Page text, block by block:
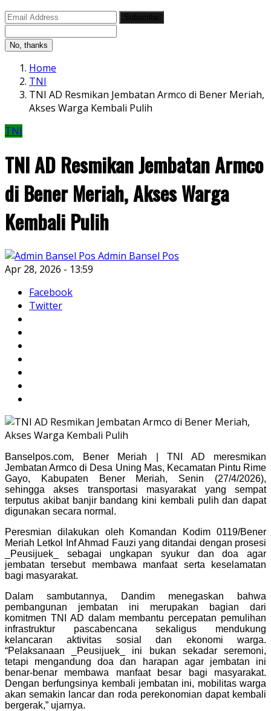
No, thanks
Home
TNI
TNI AD Resmikan Jembatan Armco di Bener Meriah,
Akses Warga Kembali Pulih
TNI
TNI AD Resmikan Jembatan Armco
di Bener Meriah, Akses Warga
Kembali Pulih
Admin Bansel Pos
Apr 28, 2026 - 13:59
Facebook
Twitter
Banselpos.com, Bener Meriah | TNI AD meresmikan
Jembatan Armco di Desa Uning Mas, Kecamatan Pintu Rime
Gayo, Kabupaten Bener Meriah, Senin (27/4/2026),
sehingga akses transportasi masyarakat yang sempat
terputus akibat banjir bandang kini kembali pulih dan dapat
digunakan secara normal.
Peresmian dilakukan oleh Komandan Kodim 0119/Bener
Meriah Letkol Inf Ahmad Fauzi yang ditandai dengan prosesi
_Peusijuek_ sebagai ungkapan syukur dan doa agar
jembatan tersebut membawa manfaat serta keselamatan
bagi masyarakat.
Dalam sambutannya, Dandim menegaskan bahwa
pembangunan jembatan ini merupakan bagian dari
komitmen TNI AD dalam membantu percepatan pemulihan
infrastruktur pascabencana sekaligus mendukung
kelancaran aktivitas sosial dan ekonomi warga.
“Pelaksanaan _Peusijuek_ ini bukan sekadar seremoni,
tetapi mengandung doa dan harapan agar jembatan ini
benar-benar membawa manfaat besar bagi masyarakat.
Dengan berfungsinya kembali jembatan ini, mobilitas warga
akan semakin lancar dan roda perekonomian dapat kembali
bergerak,” ujarnya.